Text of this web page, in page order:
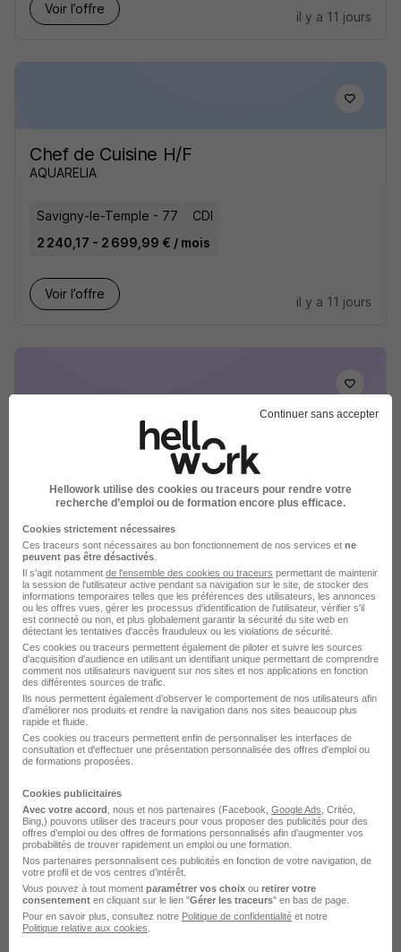
Voir l’offre
il y a 11 jours
Chef de Cuisine H/F
AQUARELIA
Savigny-le-Temple - 77
CDI
2 240,17 - 2 699,99 € / mois
Voir l’offre
il y a 11 jours
Second de Cuisine en Institut Médico
Voisenon - 77
Voir l’offre
il y a 13 jours
Second de Cuisine H/F
Wasabi Corner
Voir l’offre
il y a 16 jours
Continuer sans accepter
Hellowork utilise des cookies ou traceurs pour rendre votre
recherche d’emploi ou de formation encore plus efficace.
Cookies strictement nécessaires
Ces traceurs sont nécessaires au bon fonctionnement de nos services et ne
peuvent pas être désactivés
Il s'agit notamment de l'ensemble des cookies ou traceurs permettant de maintenir
la session de l'utilisateur active pendant sa navigation sur le site, de stocker des
informations temporaires telles que les préférences des utilisateurs, les annonces
ou les offres vues, gérer les processus d'identification de l'utilisateur, vérifier s'il
est connecté ou non, et plus globalement garantir la sécurité du site web en
détectant les tentatives d'accès frauduleux ou les violations de sécurité.
Ces cookies ou traceurs permettent également de piloter et suivre les sources
d'acquisition d'audience en utilisant un identifiant unique permettant de comprendre
comment nos utilisateurs naviguent sur nos sites et nos applications en fonction
des différentes sources de trafic.
Ils nous permettent également d’observer le comportement de nos utilisateurs afin
d'améliorer nos produits et rendre la navigation dans nos sites beaucoup plus
rapide et fluide.
Ces cookies ou traceurs permettent enfin de personnaliser les interfaces de
consultation et d'effectuer une présentation personnalisée des offres d'emploi ou
de formations proposées.
Cookies publicitaires
Avec votre accord , nous et nos partenaires (Facebook, Google Ads , Critéo,
Bing,) pouvons utiliser des traceurs pour vous proposer des publicités pour des
offres d’emploi ou des offres de formations personnalisés afin d’augmenter vos
probabilités de trouver rapidement un emploi ou une formation.
Nos partenaires personnalisent ces publicités en fonction de votre navigation, de
votre profil et de vos centres d’intérêt.
Vous pouvez à tout moment paramétrer vos choix ou retirer votre
consentement en cliquant sur le lien "Gérer les traceurs" en bas de page.
Pour en savoir plus, consultez notre Politique de confidentialité et notre
Politique relative aux cookies